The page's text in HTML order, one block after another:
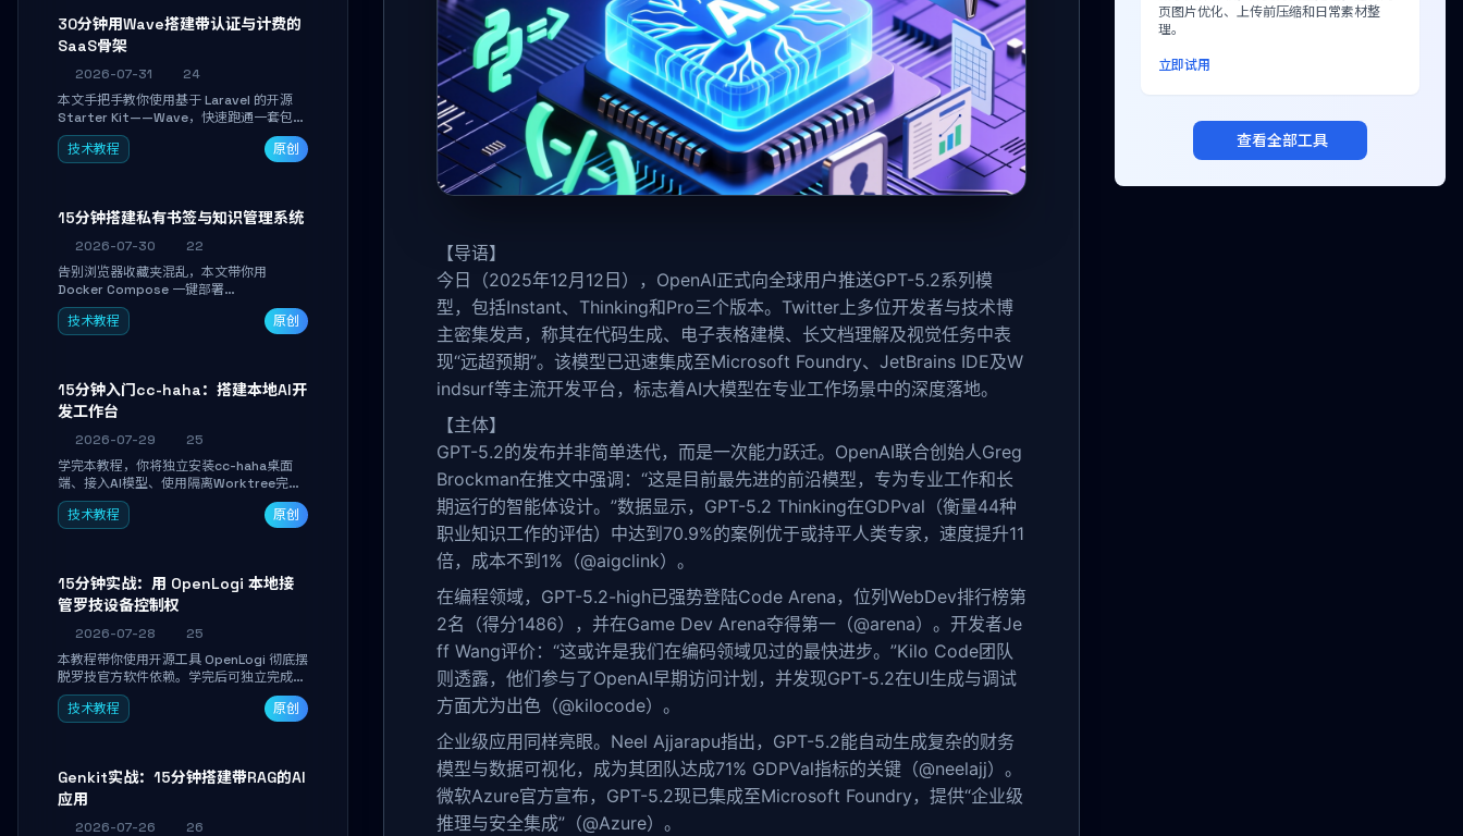
30分钟用Wave搭建带认证与计费的
SaaS骨架
2026-07-31
24
本文手把手教你使用基于 Laravel 的开源
Starter Kit——Wave，快速跑通一套包含
用户认证、订阅计费、角色权限和后台管理
的完整 SaaS 骨架。附带 Stripe 测试支付
技术教程 原创
15分钟搭建私有书签与知识管理系统
2026-07-30
22
告别浏览器收藏夹混乱，本文带你用
Docker Compose 一键部署
Linkwarden。15 分钟完成私有书签系统搭
建，掌握网页快照归档、高亮批注、分类管
技术教程 原创
15分钟入门cc-haha：搭建本地AI开
发工作台
2026-07-29
25
学完本教程，你将独立安装cc-haha桌面
端、接入AI模型、使用隔离Worktree完成
真实开发任务，并通过Diff审阅面板安全落
地AI代码改写。告别终端黑盒操作，让AI在
技术教程 原创
15分钟实战：用 OpenLogi 本地接
管罗技设备控制权
2026-07-28
25
本教程带你使用开源工具 OpenLogi 彻底摆
脱罗技官方软件依赖。学完后可独立完成设
备识别、按键重映射、DPI曲线配置与
SmartShift调节，实现完全离线控制，保
技术教程 原创
Genkit实战：15分钟搭建带RAG的AI
应用
2026-07-26
26
【导语】
今日（2025年12月12日），OpenAI正式向全球用户推送GPT-5.2系列模
型，包括Instant、Thinking和Pro三个版本。Twitter上多位开发者与技术博
主密集发声，称其在代码生成、电子表格建模、长文档理解及视觉任务中表
现“远超预期”。该模型已迅速集成至Microsoft Foundry、JetBrains IDE及W
indsurf等主流开发平台，标志着AI大模型在专业工作场景中的深度落地。
【主体】
GPT-5.2的发布并非简单迭代，而是一次能力跃迁。OpenAI联合创始人Greg
Brockman在推文中强调：“这是目前最先进的前沿模型，专为专业工作和长
期运行的智能体设计。”数据显示，GPT-5.2 Thinking在GDPval（衡量44种
职业知识工作的评估）中达到70.9%的案例优于或持平人类专家，速度提升11
倍，成本不到1%（@aigclink）。
在编程领域，GPT-5.2-high已强势登陆Code Arena，位列WebDev排行榜第
2名（得分1486），并在Game Dev Arena夺得第一（@arena）。开发者Je
ff Wang评价：“这或许是我们在编码领域见过的最快进步。”Kilo Code团队
则透露，他们参与了OpenAI早期访问计划，并发现GPT-5.2在UI生成与调试
方面尤为出色（@kilocode）。
企业级应用同样亮眼。Neel Ajjarapu指出，GPT-5.2能自动生成复杂的财务
模型与数据可视化，成为其团队达成71% GDPVal指标的关键（@neelajj）。
微软Azure官方宣布，GPT-5.2现已集成至Microsoft Foundry，提供“企业级
推理与安全集成”（@Azure）。
页图片优化、上传前压缩和日常素材整
理。
立即试用
查看全部工具